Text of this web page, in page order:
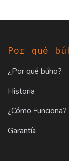
Por qué
¿Por qué búho?
Historia
¿Cómo Funciona?
Garantía